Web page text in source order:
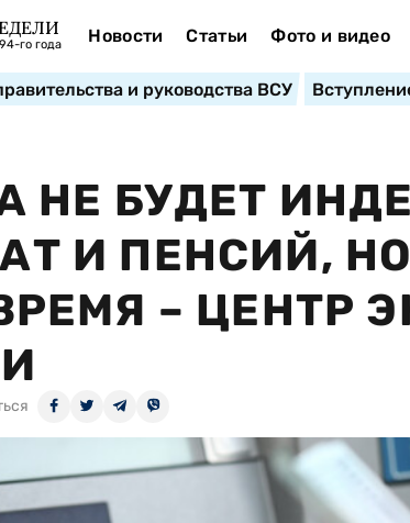
го года Новости Статьи Фото и видео
и руководства ВСУ
НЕ БУДЕТ
И ПЕНСИЙ,
– ЦЕНТР